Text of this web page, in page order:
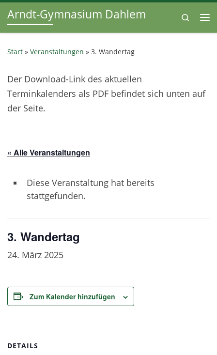
Zum Inhalt springen
Arndt-Gymnasium Dahlem
Search
Start » Veranstaltungen » 3. Wandertag
Der Download-Link des aktuellen
Terminkalenders als PDF befindet sich unten auf
der Seite.
« Alle Veranstaltungen
Diese Veranstaltung hat bereits
stattgefunden.
3. Wandertag
24. März 2025
Zum Kalender hinzufügen
DETAILS